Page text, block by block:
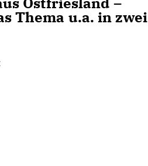
Thema u.a. in zwei